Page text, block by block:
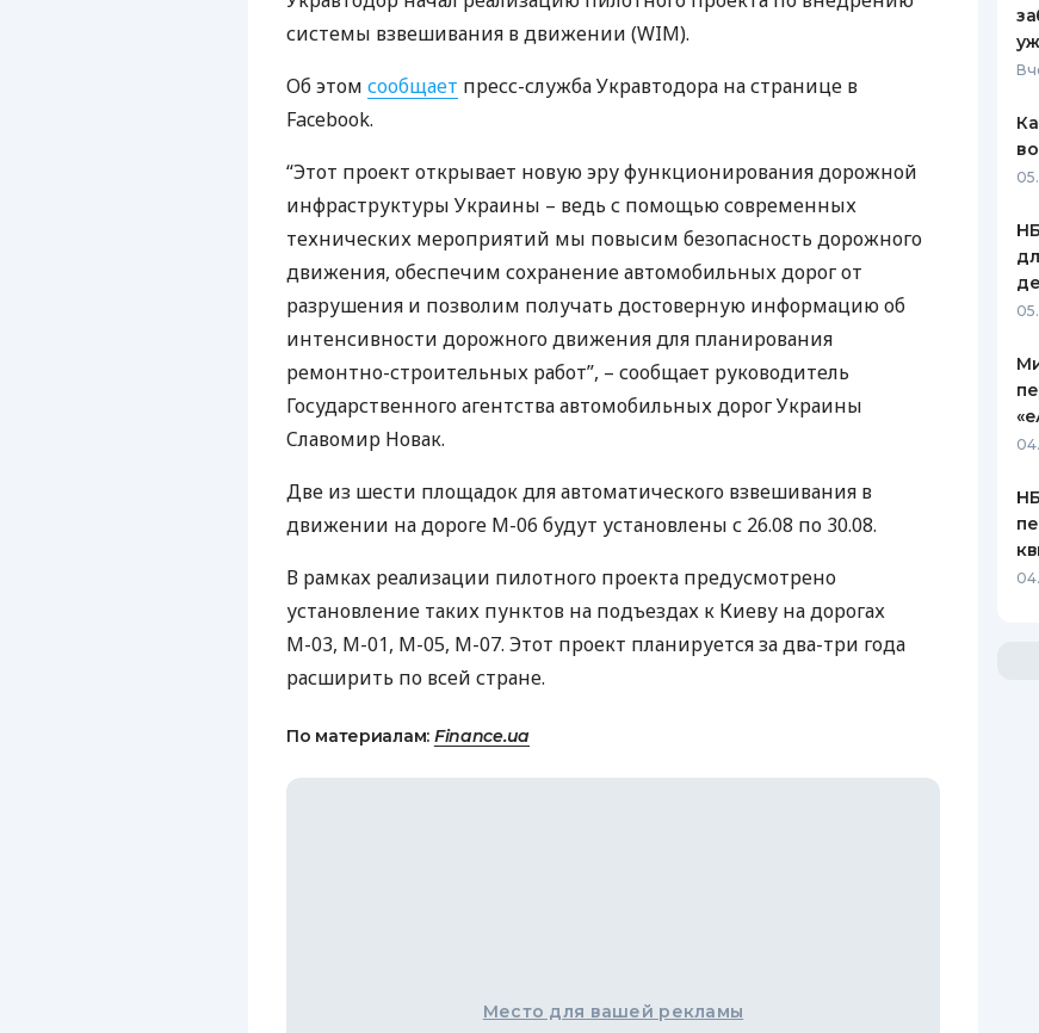
системы взвешивания в движении (WIM).
Об этом сообщает пресс-служба Укравтодора на странице в
Facebook.
“Этот проект открывает новую эру функционирования дорожной
инфраструктуры Украины – ведь с помощью современных
технических мероприятий мы повысим безопасность дорожного
движения, обеспечим сохранение автомобильных дорог от
разрушения и позволим получать достоверную информацию об
интенсивности дорожного движения для планирования
ремонтно-строительных работ”, – сообщает руководитель
Государственного агентства автомобильных дорог Украины
Cлавомир Новак.
Две из шести площадок для автоматического взвешивания в
движении на дороге М-06 будут установлены с 26.08 по 30.08.
В рамках реализации пилотного проекта предусмотрено
установление таких пунктов на подъездах к Киеву на дорогах
М-03, М-01, М-05, М-07. Этот проект планируется за два-три года
расширить по всей стране.
По материалам: Finance.ua
Место для вашей рекламы